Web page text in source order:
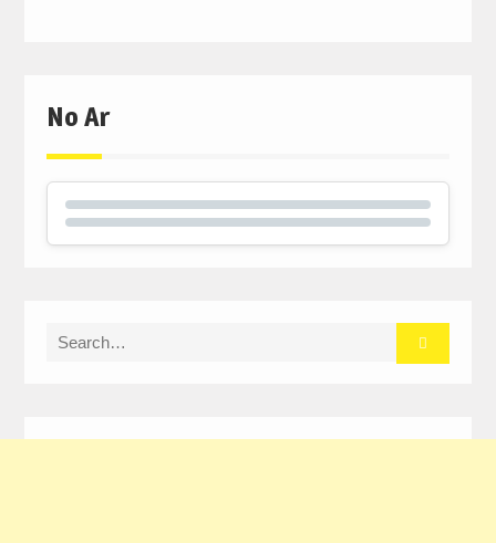
No Ar
Search